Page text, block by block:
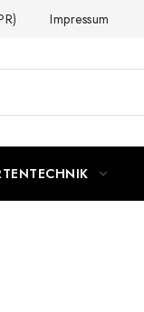
Impressum